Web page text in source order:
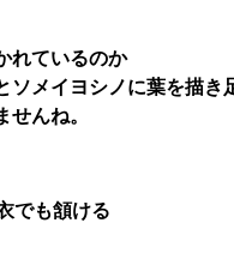
れているのか
メイヨシノに葉を描き
んね。
でも頷ける